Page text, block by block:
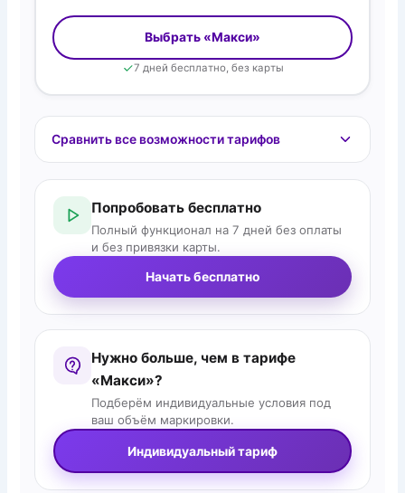
Выбрать «Макси»
7 дней бесплатно, без карты
Сравнить все возможности тарифов
Попробовать бесплатно
Полный функционал на 7 дней без оплаты
и без привязки карты.
Начать бесплатно
Нужно больше, чем в тарифе
«Макси»?
Подберём индивидуальные условия под
ваш объём маркировки.
Индивидуальный тариф